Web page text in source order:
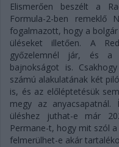
Elismerően beszélt a
Formula-2-ben remeklő
fogalmazott, hogy a bolgár
üléseket illetően. A
győzelemnél jár, és a
bajnokságot is.
számú alakulatának két
is, és az előléptetésük
megy az
üléshez juthat-e már
Permane-t, hogy mit szól
felmerülhet-e akár